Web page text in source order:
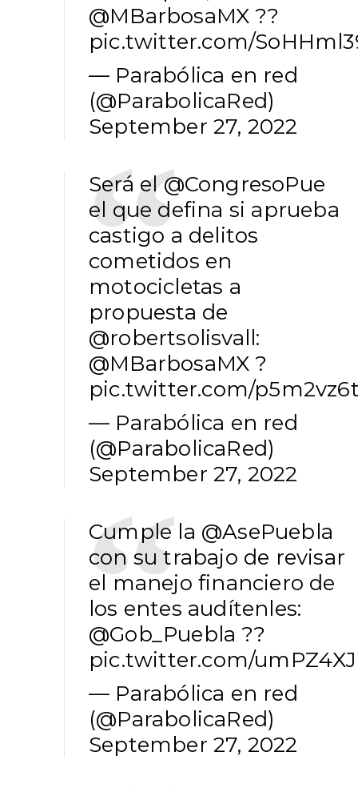
@MBarbosaMX ??
pic.twitter.com/
— Parabólica en red
(@ParabolicaRed)
September 27, 2022
Será el@CongresoPue
el que defina si aprueba
castigo a delitos
cometidos en
motocicletas a
propuesta de
@robertsolisvall:
@MBarbosaMX ?
pic.twitter.com/
— Parabólica en red
(@ParabolicaRed)
September 27, 2022
Cumple la @AsePuebla
con su trabajo de revisar
el manejo financiero de
los entes audítenles:
@Gob_Puebla ??
pic.twitter.com/
— Parabólica en red
(@ParabolicaRed)
September 27, 2022